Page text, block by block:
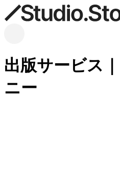
出版サービス
ニー